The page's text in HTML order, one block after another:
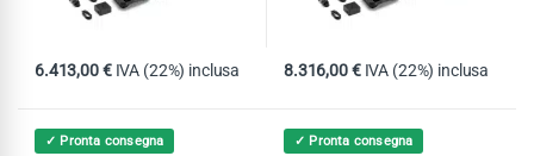
6.413,00€ IVA (22%) inclusa 8.316,00€ IVA (22%) inclusa
✓ Pronta consegna ✓ Pronta consegna